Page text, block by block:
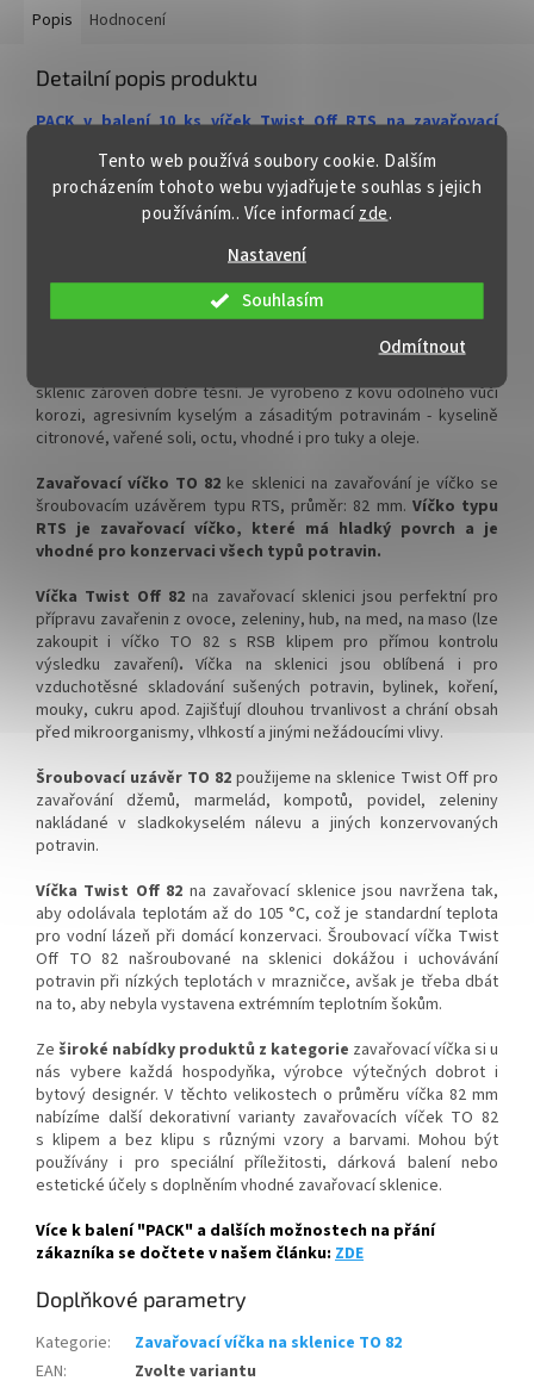
Tento web používá soubory cookie. Dalším
procházením tohoto webu vyjadřujete souhlas s jejich
používáním.. Více informacízde.
Nastavení
Odmítnout
Souhlasím
objednejte ZDE
✅ Pro výhodnější cenu kupte
celý karton
✅ Víčka skladem a ihned k
odeslání!
Kupte karton víček a máte
✅ Pro výhodnější cenu kupte
celý karton
✅ Víčka skladem a ihned k
odeslání!
Kupte karton víček a máte
na něj dopravu ZDARMA!
Popis Hodnocení
Detailní popis produktu
PACK v balení 10 ks víček Twist Off RTS na zavařovací
Šroubovací zavařovací víčko RTS s uzávěrem typu Twist
k uzavření sklenice na zavařování je kovové
víček na zavařovací sklenice, protože manipulace s nimi je
nenáročná a spolehlivá. Víčko na sklenici lehce zašroubujete
rukou. Víčka jsou ideální pro různé druhy sklenic určených pro
konzervování, zavařování, pasterizaci a uchovávání potravin.
sklenic zároveň dobře těsní. Je vyrobenoz kovu odolného vůči
korozi, agresivním kyselým a zásaditým potravinám - kyselině
citronové, vařené soli, octu, vhodné i pro tuky a oleje.
Zavařovací víčko TO 82 ke sklenici na zavařování je víčko se
šroubovacím uzávěrem typu RTS, průměr: 82 mm. Víčko typu
RTS je zavařovací víčko, které má hladký povrch a je
vhodné pro konzervaci všech typů potravin.
Víčka Twist Off 82 na zavařovací sklenici jsou perfektní pro
přípravu zavařenin z ovoce, zeleniny, hub, na med, na maso (lze
zakoupit i víčko TO 82 s RSB klipem pro přímou kontrolu
výsledku zavaření). Víčka na sklenici jsou oblíbená i pro
vzduchotěsné skladování sušených potravin, bylinek, koření,
mouky, cukru apod. Zajišťují dlouhou trvanlivost a chrání obsah
před mikroorganismy, vlhkostí a jinými nežádoucími vlivy.
Šroubovací uzávěr TO 82použijeme na sklenice Twist Off pro
zavařování džemů, marmelád, kompotů, povidel, zeleniny
nakládané v sladkokyselém nálevu a jiných konzervovaných
potravin.
Víčka Twist Off 82 na zavařovací sklenice jsou navržena tak,
aby odolávala teplotám až do 105 °C, což je standardní teplota
pro vodní lázeň při domácí konzervaci. Šroubovací víčka Twist
Off TO 82 našroubované na sklenici dokážou i uchovávání
potravin při nízkých teplotách v mrazničce, avšak je třeba dbát
na to, aby nebyla vystavena extrémním teplotním šokům.
Ze široké nabídky produktů z kategorie zavařovací víčka si u
nás vybere každá hospodyňka, výrobce výtečných dobrot i
bytový designér.V těchto velikostech o průměru víčka 82 mm
nabízíme další dekorativní varianty zavařovacích víček TO 82
s klipem a bez klipu s různými vzory a barvami. Mohou být
používány i pro speciální příležitosti, dárková balení nebo
estetické účely s doplněním vhodné zavařovací sklenice.
Více k balení "PACK" a dalších možnostech na přání
zákazníka se dočtete v našem článku: ZDE
Doplňkové parametry
Kategorie:
Zavařovací víčka na sklenice TO 82
EAN:
Zvolte variantu